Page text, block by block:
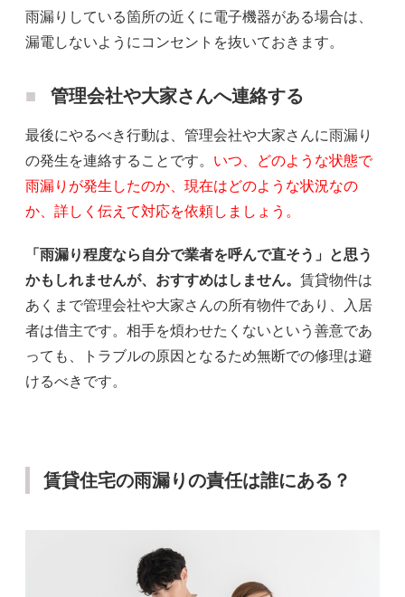
雨漏りしている箇所の近くに電子機器がある場合は、
漏電しないようにコンセントを抜いておきます。
管理会社や大家さんへ連絡する
最後にやるべき行動は、管理会社や大家さんに雨漏り
の発生を連絡することです。 いつ、どのような状態で
雨漏りが発生したのか、現在はどのような状況なの
か、詳しく伝えて対応を依頼しましょう。
「雨漏り程度なら自分で業者を呼んで直そう」と思う
かもしれませんが、おすすめはしません。 賃貸物件は
あくまで管理会社や大家さんの所有物件であり、入居
者は借主です。相手を煩わせたくないという善意であ
っても、トラブルの原因となるため無断での修理は避
けるべきです。
賃貸住宅の雨漏りの責任は誰にある？